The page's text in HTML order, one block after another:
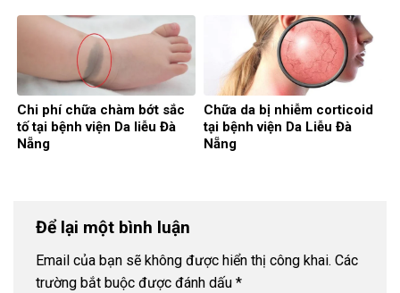
Chi phí chữa chàm bớt sắc
tố tại bệnh viện Da liễu Đà
Nẵng
Chữa da bị nhiễm corticoid
tại bệnh viện Da Liễu Đà
Nẵng
Để lại một bình luận
Email của bạn sẽ không được hiển thị công khai. Các
trường bắt buộc được đánh dấu *